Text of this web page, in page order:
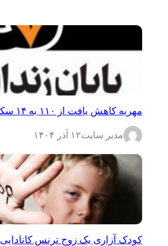
مهریه کاهش یافت از ۱۱۰ به ۱۴ سکه
مدیر سایت۱۲ آذر ۱۴۰۴
کودک آزاری یک زوج ترنس کانادایی